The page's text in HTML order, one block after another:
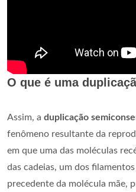
O que é uma
Assim, a duplicação
fenômeno resultante da
em que uma das moléculas
das cadeias, um dos
precedente da molécula mãe,